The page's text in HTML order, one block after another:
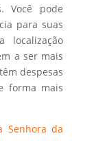
Você pode
para suas
localização
a ser mais
despesas
forma mais
Senhora da